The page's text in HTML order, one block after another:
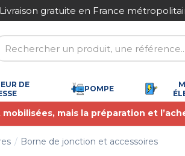
gratuite en France
DE
POMPE
mais la préparation et
Borne de jonction et accessoires